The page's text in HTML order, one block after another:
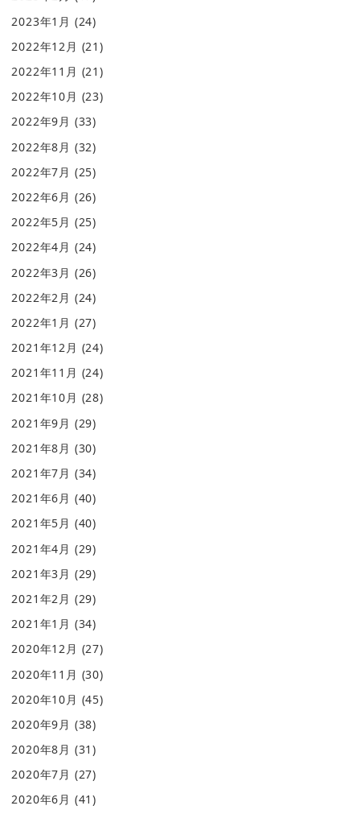
2023年1月 (24)
2022年12月 (21)
2022年11月 (21)
2022年10月 (23)
2022年9月 (33)
2022年8月 (32)
2022年7月 (25)
2022年6月 (26)
2022年5月 (25)
2022年4月 (24)
2022年3月 (26)
2022年2月 (24)
2022年1月 (27)
2021年12月 (24)
2021年11月 (24)
2021年10月 (28)
2021年9月 (29)
2021年8月 (30)
2021年7月 (34)
2021年6月 (40)
2021年5月 (40)
2021年4月 (29)
2021年3月 (29)
2021年2月 (29)
2021年1月 (34)
2020年12月 (27)
2020年11月 (30)
2020年10月 (45)
2020年9月 (38)
2020年8月 (31)
2020年7月 (27)
2020年6月 (41)